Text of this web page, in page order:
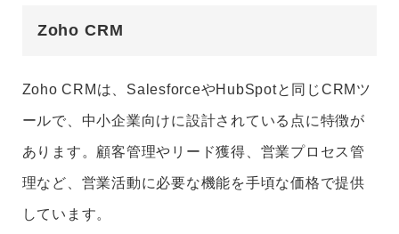
Zoho CRM
Zoho CRMは、SalesforceやHubSpotと同じCRMツ
ールで、中小企業向けに設計されている点に特徴が
あります。顧客管理やリード獲得、営業プロセス管
理など、営業活動に必要な機能を手頃な価格で提供
しています。